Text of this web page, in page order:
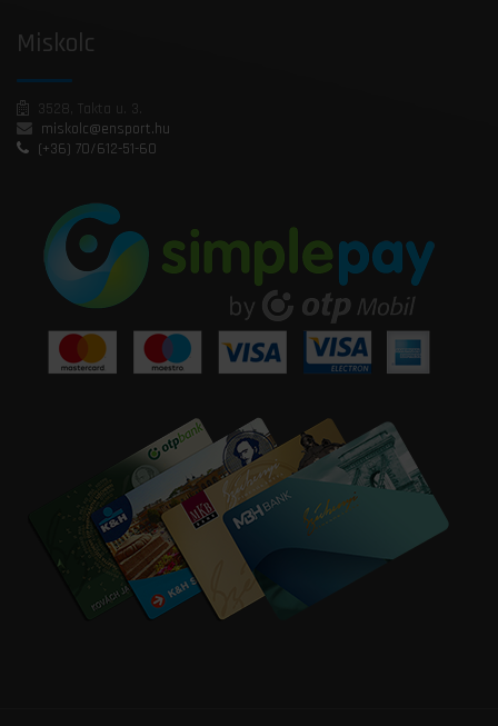
Miskolc
3528, Takta u. 3.
miskolc@ensport.hu
(+36) 70/612-51-60